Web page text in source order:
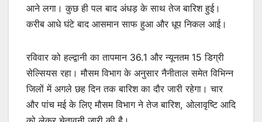
आने लगा। कुछ ही पल बाद अंधड़ के साथ तेज बारिश हुई।
करीब आधे घंटे बाद आसमान साफ हुआ और धूप निकल आई।
रविवार को हल्द्वानी का तापमान 36.1 और न्यूनतम 15 डिग्री
सेल्सियस रहा। मौसम विभाग के अनुसार नैनीताल समेत विभिन्न
जिलों में अगले छह दिन तक बारिश का दौर जारी रहेगा। चार
और पांच मई के लिए मौसम विभाग ने तेज बारिश, ओलावृष्टि आदि